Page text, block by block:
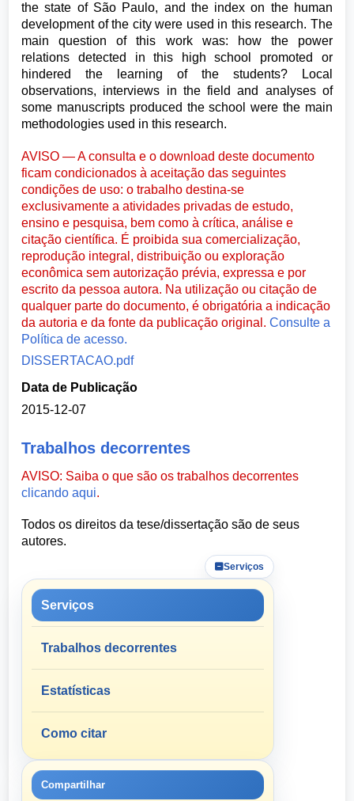
the state of São Paulo, and the index on the human
development of the city were used in this research. The
main question of this work was: how the power
relations detected in this high school promoted or
hindered the learning of the students? Local
observations, interviews in the field and analyses of
some manuscripts produced the school were the main
methodologies used in this research.
AVISO — A consulta e o download deste documento
ficam condicionados à aceitação das seguintes
condições de uso: o trabalho destina-se
exclusivamente a atividades privadas de estudo,
ensino e pesquisa, bem como à crítica, análise e
citação científica. É proibida sua comercialização,
reprodução integral, distribuição ou exploração
econômica sem autorização prévia, expressa e por
escrito da pessoa autora. Na utilização ou citação de
qualquer parte do documento, é obrigatória a indicação
da autoria e da fonte da publicação original.Consulte a
Política de acesso.
DISSERTACAO.pdf
Data de Publicação
2015-12-07
Trabalhos decorrentes
AVISO: Saiba o que são os trabalhos decorrentes
clicando aqui.
Todos os direitos da tese/dissertação são de seus
autores.
Serviços
Serviços
Trabalhos decorrentes
Estatísticas
Como citar
Compartilhar